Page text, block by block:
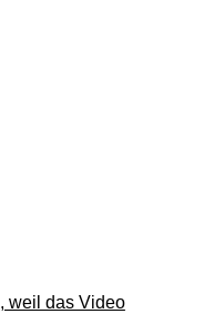
weil das Video